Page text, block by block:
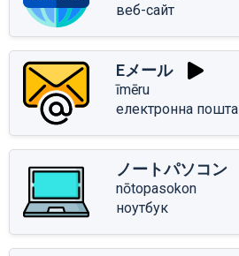
веб-сайт
Eメール
īmēru
електронна пошта
ノートパソコン
nōtopasokon
ноутбук